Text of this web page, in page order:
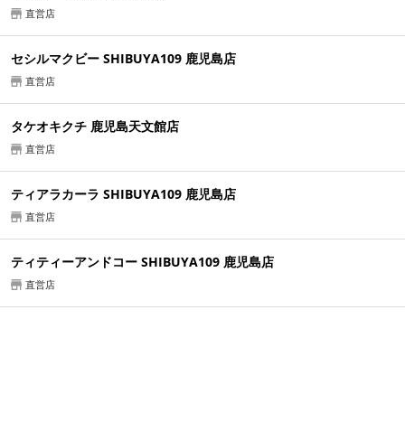
直営店
セシルマクビー SHIBUYA109 鹿児島店
直営店
タケオキクチ 鹿児島天文館店
直営店
ティアラカーラ SHIBUYA109 鹿児島店
直営店
ティティーアンドコー SHIBUYA109 鹿児島店
直営店